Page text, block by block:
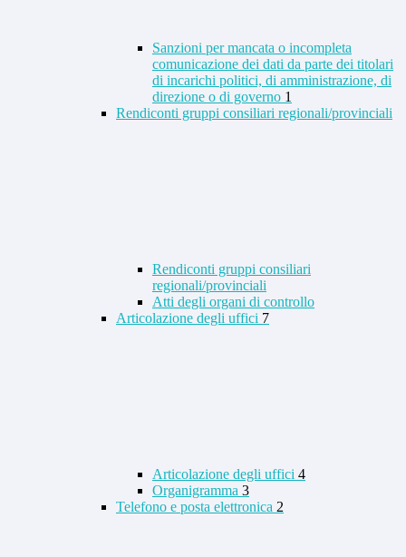
Sanzioni per mancata o incompleta
comunicazione dei dati da parte dei titolari
di incarichi politici, di amministrazione, di
direzione o di governo 1
Rendiconti gruppi consiliari regionali/provinciali
Rendiconti gruppi consiliari
regionali/provinciali
Atti degli organi di controllo
Articolazione degli uffici 7
Articolazione degli uffici 4
Organigramma 3
Telefono e posta elettronica 2